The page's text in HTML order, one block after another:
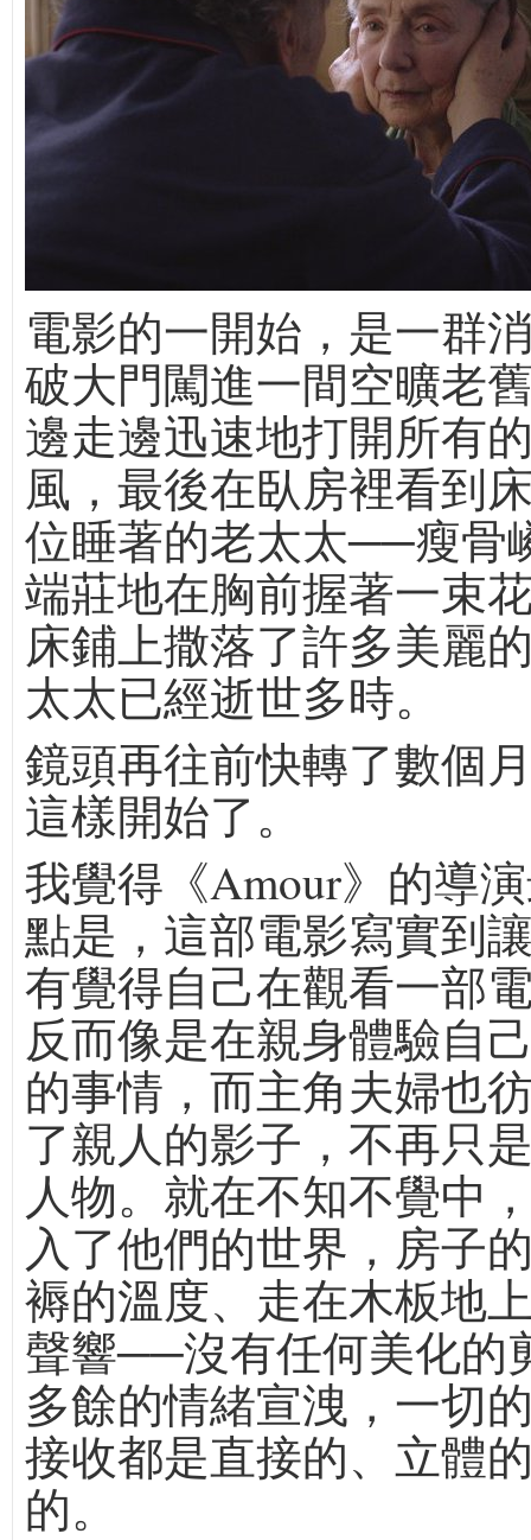
電影的一開始，是一群
破大門闖進一間空曠老
邊走邊迅速地打開所有
風，最後在臥房裡看到
位睡著的老太太──瘦骨
端莊地在胸前握著一束
床鋪上撒落了許多美麗
太太已經逝世多時。
鏡頭再往前快轉了數個
這樣開始了。
我覺得《Amour》的導
點是，這部電影寫實到
有覺得自己在觀看一部
反而像是在親身體驗自
的事情，而主角夫婦也
了親人的影子，不再只
人物。就在不知不覺中
入了他們的世界，房子
褥的溫度、走在木板地
聲響──沒有任何美化的
多餘的情緒宣洩，一切
接收都是直接的、立體
的。